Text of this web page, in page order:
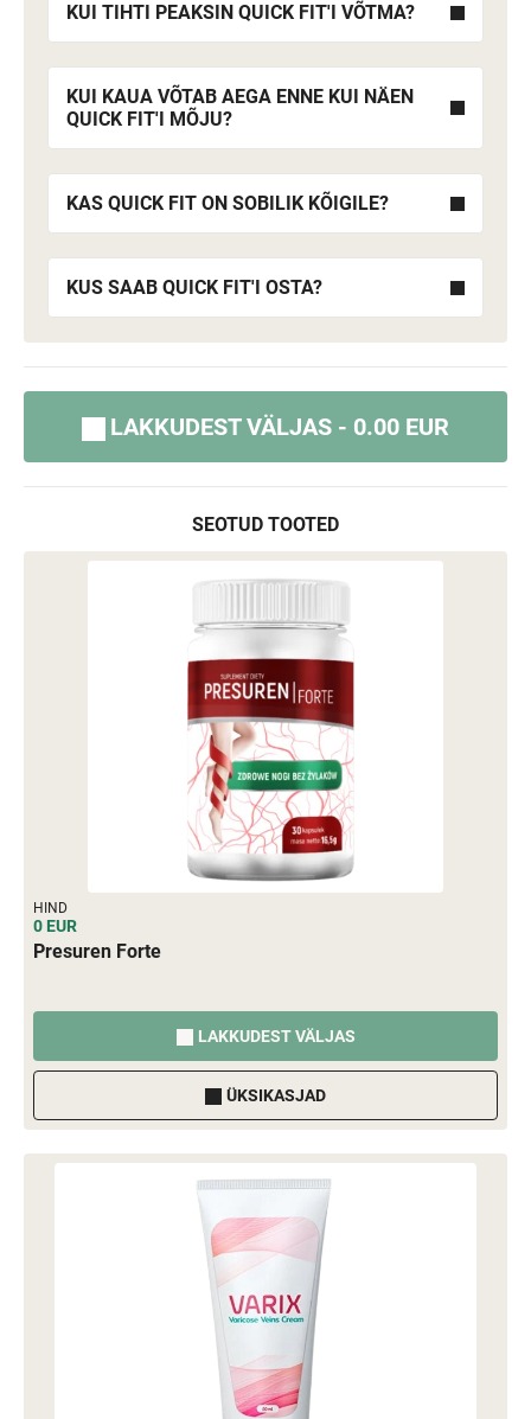
KUI TIHTI PEAKSIN QUICK FIT'I VÕTMA?
KUI KAUA VÕTAB AEGA ENNE KUI NÄEN
QUICK FIT'I MÕJU?
KAS QUICK FIT ON SOBILIK KÕIGILE?
KUS SAAB QUICK FIT'I OSTA?
LAKKUDEST VÄLJAS - 0.00 EUR
SEOTUD TOOTED
HIND
0 EUR
Presuren Forte
LAKKUDEST VÄLJAS
ÜKSIKASJAD